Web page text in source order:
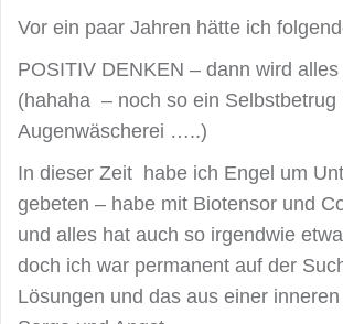
Vor ein paar Jahren hätte ich
POSITIV DENKEN – dann wird
(hahaha – noch so ein Selbstbetrug
Augenwäscherei …..)
In dieser Zeit habe ich Engel um
gebeten – habe mit Biotensor und
und alles hat auch so irgendwie
doch ich war permanent auf der
Lösungen und das aus einer